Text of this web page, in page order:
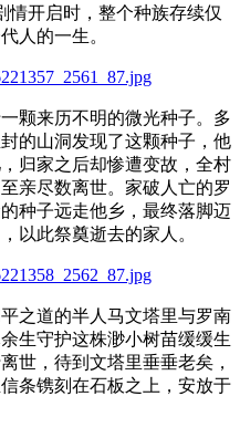
情开启时，整个种族存续仅
人的一生。
颗来历不明的微光种子。多
的山洞发现了这颗种子，他
归家之后却惨遭变故，全村
亲尽数离世。家破人亡的罗
种子远走他乡，最终落脚迈
以此祭奠逝去的家人。
之道的半人马文塔里与罗南
生守护这株渺小树苗缓缓生
世，待到文塔里垂垂老矣，
条镌刻在石板之上，安放于